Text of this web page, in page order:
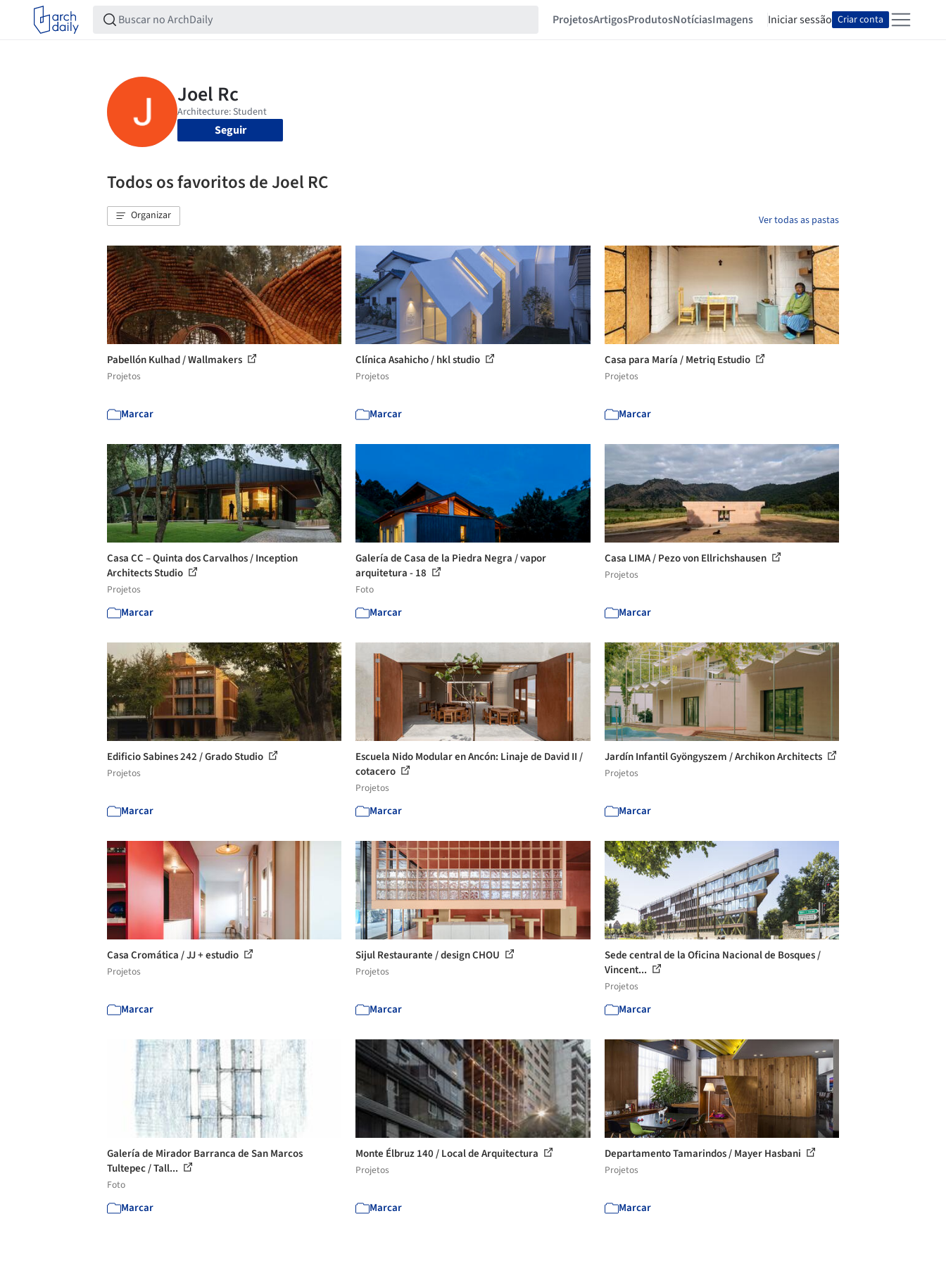
ProjetosArtigosProdutosNotíciasImagens Iniciar sessão Criar conta
Seguir
Todos os favoritos de Joel RC
Organizar Ver todas as pastas
Pabellón Kulhad / Wallmakers
Projetos
Marcar
Clínica Asahicho / hkl studio
Projetos
Marcar
Casa para María / Metriq Estudio
Projetos
Marcar
Casa CC – Quinta dos Carvalhos / Inception
Architects Studio
Projetos
Marcar
Galería de Casa de la Piedra Negra / vapor
arquitetura - 18
Foto
Marcar
Casa LIMA / Pezo von Ellrichshausen
Projetos
Marcar
Edificio Sabines 242 / Grado Studio
Projetos
Marcar
Escuela Nido Modular en Ancón: Linaje de David II /
cotacero
Projetos
Marcar
Jardín Infantil Gyöngyszem / Archikon Architects
Projetos
Marcar
Casa Cromática / JJ + estudio
Projetos
Marcar
Sijul Restaurante / design CHOU
Projetos
Marcar
Sede central de la Oficina Nacional de Bosques /
Vincent...
Projetos
Marcar
Galería de Mirador Barranca de San Marcos
Tultepec / Tall...
Foto
Marcar
Monte Élbruz 140 / Local de Arquitectura
Projetos
Marcar
Departamento Tamarindos / Mayer Hasbani
Projetos
Marcar